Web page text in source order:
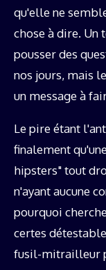
qu'elle ne
chose à dire.
pousser des
nos jours, mais
un message à
Le pire étant
finalement
hipsters" tout
n'ayant aucune
pourquoi
certes
fusil-mitrailleur